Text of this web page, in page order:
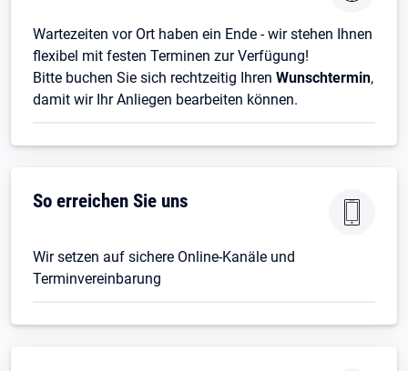
Wartezeiten vor Ort haben ein Ende - wir stehen Ihnen
flexibel mit festen Terminen zur Verfügung!
Bitte buchen Sie sich rechtzeitig Ihren Wunschtermin,
damit wir Ihr Anliegen bearbeiten können.
So erreichen Sie uns
Wir setzen auf sichere Online-Kanäle und
Terminvereinbarung